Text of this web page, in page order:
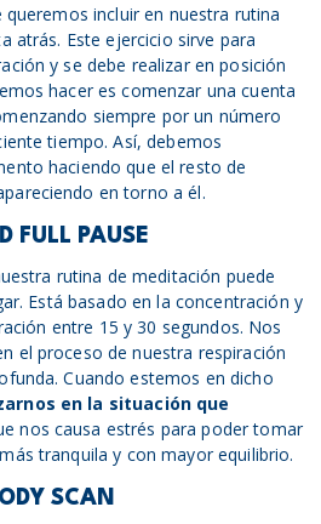
incluir en nuestra rutina
atrás. Este ejercicio sirve para
y se debe realizar en posición
hacer es comenzar una cuenta
siempre por un número
tiempo. Así, debemos
haciendo que el resto de
en torno a él.
FULL PAUSE
rutina de meditación puede
Está basado en la concentración y
entre 15 y 30 segundos. Nos
el proceso de nuestra respiración
Cuando estemos en dicho
en la situación que
nos causa estrés para poder tomar
tranquila y con mayor equilibrio.
SCAN